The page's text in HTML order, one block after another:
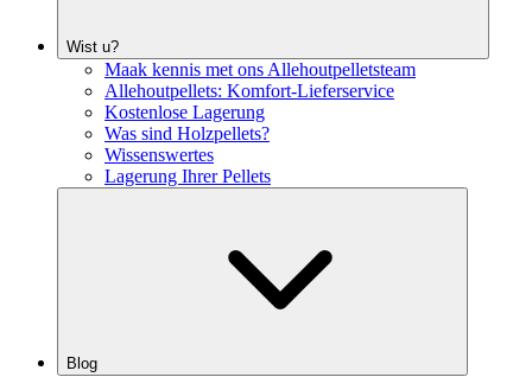
Wist u?
Maak kennis met ons Allehoutpelletsteam
Allehoutpellets: Komfort-Lieferservice
Kostenlose Lagerung
Was sind Holzpellets?
Wissenswertes
Lagerung Ihrer Pellets
Blog